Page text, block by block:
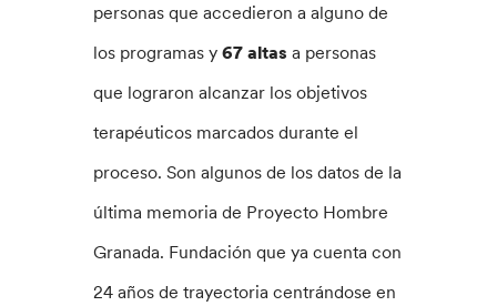
personas que accedieron a alguno de
los programas y67 altas a personas
que lograron alcanzar los objetivos
terapéuticos marcados durante el
proceso. Son algunos de los datos de la
última memoria de Proyecto Hombre
Granada. Fundación que ya cuenta con
24 años de trayectoria centrándose en